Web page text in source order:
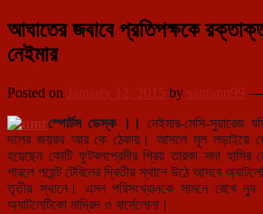
আঘাতের জবাবে প্রতিপক্ষকে
নেইমার
Posted on January 12, 2015 by santanu99 —
স্পোর্টস ডেস্ক ।। নেইমার-মেসি-সুয়ারেজ
দলের জয়রথ আর কে ঠেকায়। আসলে মূল লড়াইয়ে
হয়েছেন কোটি ফুটবলপ্রেমীর প্রিয় তারকা সদা হাসির
পারলে পয়েন্ট টেবিলের দ্বিতীয় স্থানে উঠে আসবে
তৃতীয় স্থানে। এমন পরিসংখ্যানকে সামনে রেখে ন্যু
অ্যাটলেটিকো মাদ্রিদ ও বার্সেলোনা।